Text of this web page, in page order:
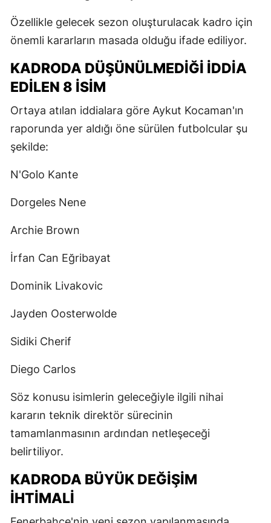
Özellikle gelecek sezon oluşturulacak kadro için
önemli kararların masada olduğu ifade ediliyor.
KADRODA DÜŞÜNÜLMEDIĞI İDDIA
EDILEN 8 İSIM
Ortaya atılan iddialara göre Aykut Kocaman'ın
raporunda yer aldığı öne sürülen futbolcular şu
şekilde:
N'Golo Kante
Dorgeles Nene
Archie Brown
İrfan Can Eğribayat
Dominik Livakovic
Jayden Oosterwolde
Sidiki Cherif
Diego Carlos
Söz konusu isimlerin geleceğiyle ilgili nihai
kararın teknik direktör sürecinin
tamamlanmasının ardından netleşeceği
belirtiliyor.
KADRODA BÜYÜK DEĞIŞIM
İHTIMALI